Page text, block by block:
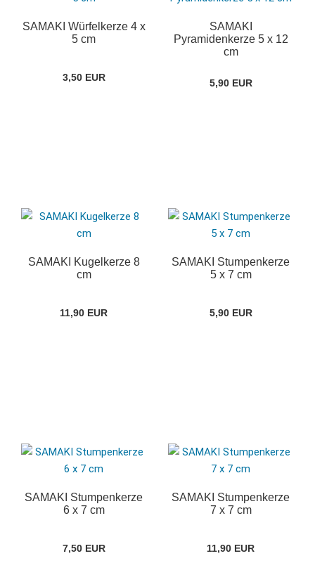
SAMAKI Würfelkerze 4 x
5 cm
3,50 EUR
SAMAKI
Pyramidenkerze 5 x 12
cm
5,90 EUR
SAMAKI Kugelkerze 8
cm
11,90 EUR
SAMAKI Stumpenkerze
5 x 7 cm
5,90 EUR
SAMAKI Stumpenkerze
6 x 7 cm
7,50 EUR
SAMAKI Stumpenkerze
7 x 7 cm
11,90 EUR